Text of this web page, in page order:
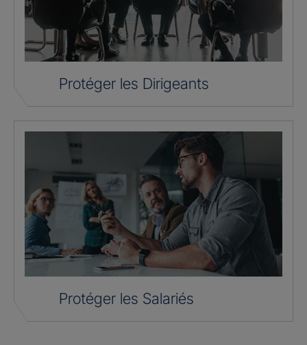
Protéger les Dirigeants
Protéger les Salariés